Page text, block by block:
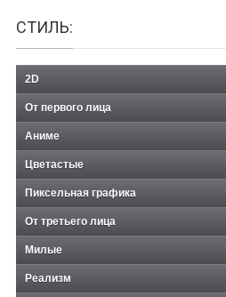
СТИЛЬ:
2D
От первого лица
Аниме
Цветастые
Пиксельная графика
От третьего лица
Милые
Реализм